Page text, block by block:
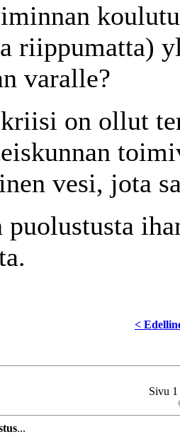
riippumatta)
varalle?
on ollut
vesi, jota
puolustusta
<
Sivu
...